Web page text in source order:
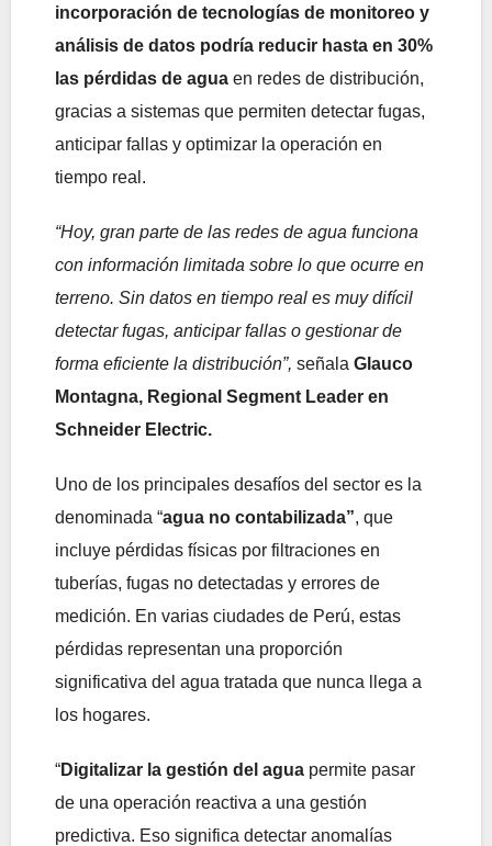
incorporación de tecnologías de monitoreo y
análisis de datos podría reducir hasta en 30%
las pérdidas de agua en redes de distribución,
gracias a sistemas que permiten detectar fugas,
anticipar fallas y optimizar la operación en
tiempo real.
“Hoy, gran parte de las redes de agua funciona
con información limitada sobre lo que ocurre en
terreno. Sin datos en tiempo real es muy difícil
detectar fugas, anticipar fallas o gestionar de
forma eficiente la distribución”, señala Glauco
Montagna, Regional Segment Leader en
Schneider Electric.
Uno de los principales desafíos del sector es la
denominada “agua no contabilizada”, que
incluye pérdidas físicas por filtraciones en
tuberías, fugas no detectadas y errores de
medición. En varias ciudades de Perú, estas
pérdidas representan una proporción
significativa del agua tratada que nunca llega a
los hogares.
“Digitalizar la gestión del agua permite pasar
de una operación reactiva a una gestión
predictiva. Eso significa detectar anomalías